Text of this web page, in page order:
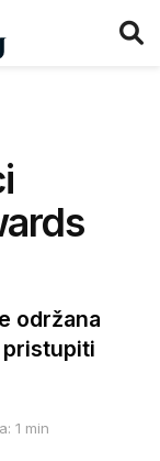
održana
pristupiti
1 min